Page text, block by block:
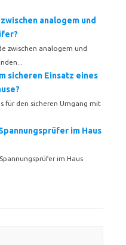
analogem und
zwischen analogem und
sicheren Einsatz eines
für den sicheren Umgang mit
im Haus
im Haus